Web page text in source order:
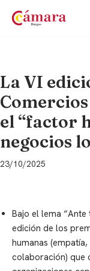
La VI
el “factor
negocios
23/10/2025
Bajo el lema
edición de los
humanas
colaboración) que